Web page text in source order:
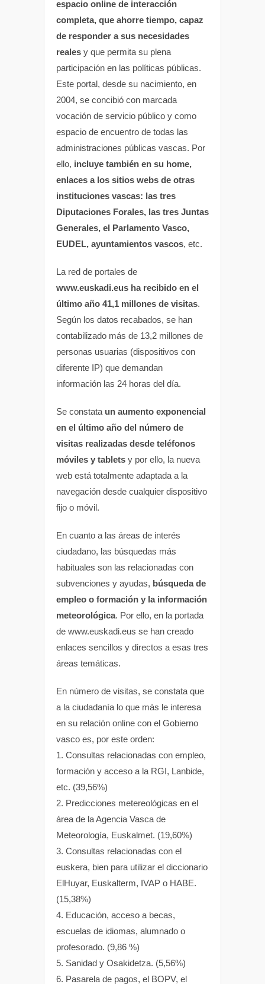
espacio online de interacción
completa, que ahorre tiempo, capaz
de responder a sus necesidades
reales y que permita su plena
participación en las políticas públicas.
Este portal, desde su nacimiento, en
2004, se concibió con marcada
vocación de servicio público y como
espacio de encuentro de todas las
administraciones públicas vascas. Por
ello, incluye también en su home,
enlaces a los sitios webs de otras
instituciones vascas: las tres
Diputaciones Forales, las tres Juntas
Generales, el Parlamento Vasco,
EUDEL, ayuntamientos vascos, etc.
La red de portales de
www.euskadi.eus ha recibido en el
último año 41,1 millones de visitas.
Según los datos recabados, se han
contabilizado más de 13,2 millones de
personas usuarias (dispositivos con
diferente IP) que demandan
información las 24 horas del día.
Se constata un aumento exponencial
en el último año del número de
visitas realizadas desde teléfonos
móviles y tablets y por ello, la nueva
web está totalmente adaptada a la
navegación desde cualquier dispositivo
fijo o móvil.
En cuanto a las áreas de interés
ciudadano, las búsquedas más
habituales son las relacionadas con
subvenciones y ayudas, búsqueda de
empleo o formación y la información
meteorológica. Por ello, en la portada
de www.euskadi.eus se han creado
enlaces sencillos y directos a esas tres
áreas temáticas.
En número de visitas, se constata que
a la ciudadanía lo que más le interesa
en su relación online con el Gobierno
vasco es, por este orden:
1. Consultas relacionadas con empleo,
formación y acceso a la RGI, Lanbide,
etc. (39,56%)
2. Predicciones metereológicas en el
área de la Agencia Vasca de
Meteorología, Euskalmet. (19,60%)
3. Consultas relacionadas con el
euskera, bien para utilizar el diccionario
ElHuyar, Euskalterm, IVAP o HABE.
(15,38%)
4. Educación, acceso a becas,
escuelas de idiomas, alumnado o
profesorado. (9,86 %)
5. Sanidad y Osakidetza. (5,56%)
6. Pasarela de pagos, el BOPV, el